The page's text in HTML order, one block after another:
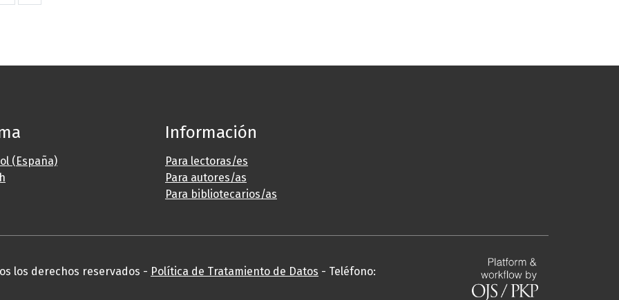
(España)
Información
Para lectoras/es
Para autores/as
Para bibliotecarios/as
los derechos reservados - Política de Tratamiento de Datos - Teléfono: